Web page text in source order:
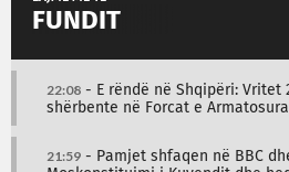
FUNDIT
22:08 - E rëndë në Shqipëri: Vritet
shërbente në Forcat e Armatosura
21:59 - Pamjet shfaqen në BBC